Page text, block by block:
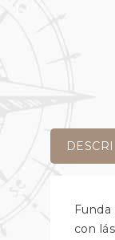
con